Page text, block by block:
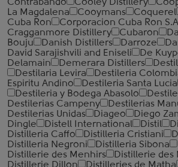
Contrabando
Cooley Distillery
La Magdalena
Cooymans Coquerel
Cuba Ron
Corporacion Cuba Ron
Cragganmore Distillery
Cubaron
Bouju
Danish Distillers Darroze
David Sarajishvili and Eniseli
De
Delamain
Demerara Distillers
Destilaria Levira
Destileria
Espiritu Andino
Destileria Santa Lucia
Destileria y Bodega Abasolo
Destilerias Campeny
Destilerias
Destilerias Unidas
Diageo Diego
Dingle
Distell International Distil
Distilleria Caffo
Distilleria Cristiani
Distilleria Negroni
Distilleria Sibona
Distillerie des Menhirs
Distillerie des